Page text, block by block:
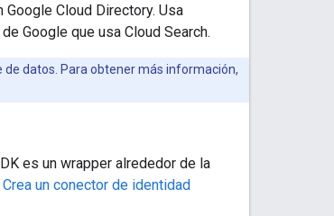
Cloud Directory. Usa
Google que usa Cloud Search.
de datos. Para obtener más información,
es un wrapper alrededor de la
Crea un conector de identidad